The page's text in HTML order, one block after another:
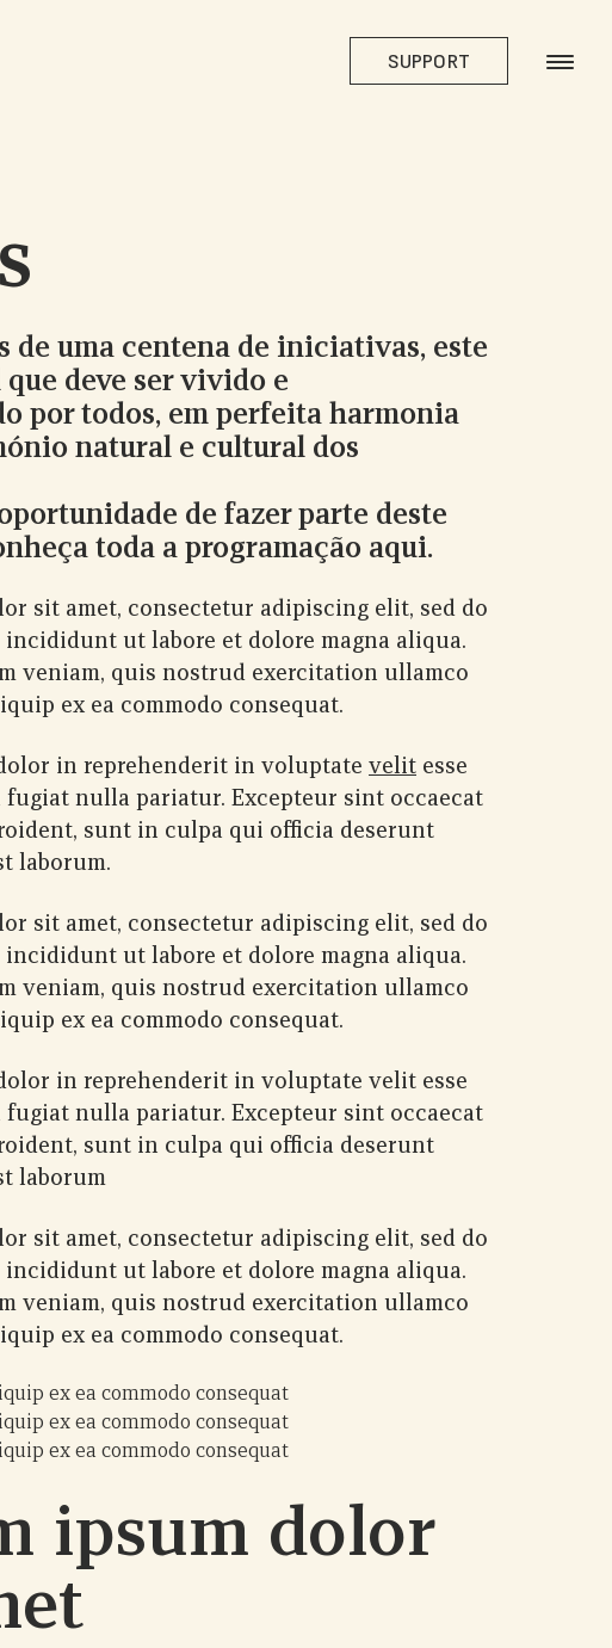
SUPPORT
de uma centena de iniciativas, este
deve ser vivido e
por todos, em perfeita harmonia
natural e cultural dos
de fazer parte deste
toda a programação aqui.
sit amet, consectetur adipiscing elit, sed do
ut labore et dolore magna aliqua.
veniam, quis nostrud exercitation ullamco
ex ea commodo consequat.
in reprehenderit in voluptate velit esse
nulla pariatur. Excepteur sint occaecat
sunt in culpa qui officia deserunt
laborum.
sit amet, consectetur adipiscing elit, sed do
ut labore et dolore magna aliqua.
veniam, quis nostrud exercitation ullamco
ex ea commodo consequat.
in reprehenderit in voluptate velit esse
nulla pariatur. Excepteur sint occaecat
sunt in culpa qui officia deserunt
laborum
sit amet, consectetur adipiscing elit, sed do
ut labore et dolore magna aliqua.
veniam, quis nostrud exercitation ullamco
ex ea commodo consequat.
ex ea commodo consequat
ex ea commodo consequat
ex ea commodo consequat
ipsum dolor